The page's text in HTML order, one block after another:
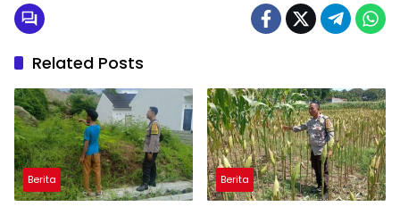
Related Posts
Berita Berita